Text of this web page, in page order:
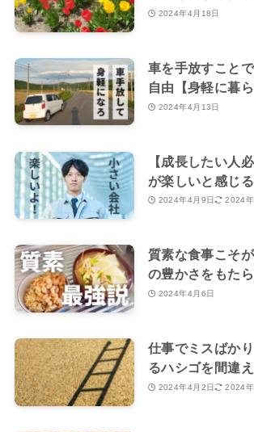
2024年4月18日
車を手放すこと
自由【身軽に暮ら
2024年4月13日
【成長したい人
が楽しいと感じ
2024年4月9日 2024
質素な食事こそ
の豊かさをもた
2024年4月6日
仕事でミスばか
るハシゴを間違え
2024年4月2日 2024